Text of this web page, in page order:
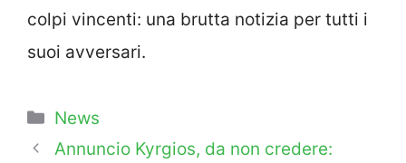
colpi vincenti: una brutta notizia per tutti i
suoi avversari.
Categorie
News
Annuncio Kyrgios, da non credere: